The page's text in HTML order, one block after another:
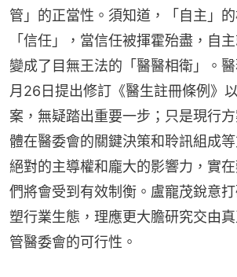
管」的正當性。須知道，「自主」
「信任」，當信任被揮霍殆盡，自
變成了目無王法的「醫醫相衛」。
月26日提出修訂《醫生註冊條例》
案，無疑踏出重要一步；只是現行
體在醫委會的關鍵決策和聆訊組成
絕對的主導權和龐大的影響力，實
們將會受到有效制衡。盧寵茂銳意
塑行業生態，理應更大膽研究交由
管醫委會的可行性。